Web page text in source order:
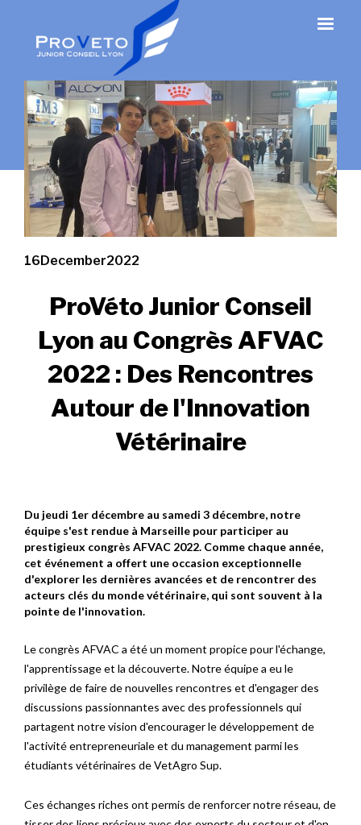
16December2022
ProVéto Junior Conseil
Lyon au Congrès AFVAC
2022 : Des Rencontres
Autour de l'Innovation
Vétérinaire
Du jeudi 1er décembre au samedi 3 décembre, notre
équipe s'est rendue à Marseille pour participer au
prestigieux congrès AFVAC 2022. Comme chaque année,
cet événement a offert une occasion exceptionnelle
d'explorer les dernières avancées et de rencontrer des
acteurs clés du monde vétérinaire, qui sont souvent à la
pointe de l'innovation.
Le congrès AFVAC a été un moment propice pour l'échange,
l'apprentissage et la découverte. Notre équipe a eu le
privilège de faire de nouvelles rencontres et d'engager des
discussions passionnantes avec des professionnels qui
partagent notre vision d'encourager le développement de
l'activité entrepreneuriale et du management parmi les
étudiants vétérinaires de VetAgro Sup.
Ces échanges riches ont permis de renforcer notre réseau, de